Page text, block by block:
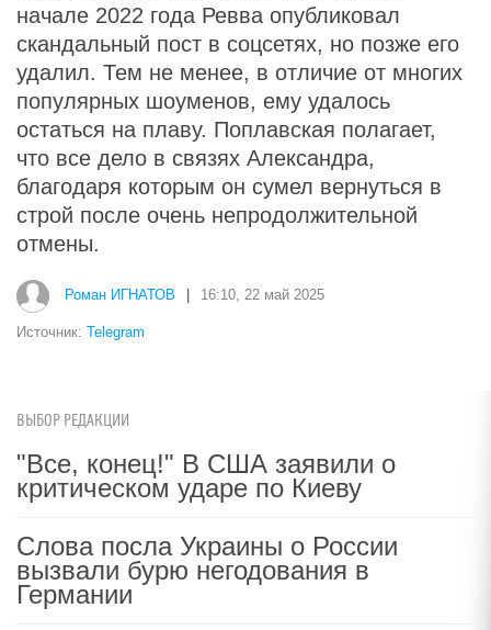
начале 2022 года Ревва опубликовал
скандальный пост в соцсетях, но позже его
удалил. Тем не менее, в отличие от многих
популярных шоуменов, ему удалось
остаться на плаву. Поплавская полагает,
что все дело в связях Александра,
благодаря которым он сумел вернуться в
строй после очень непродолжительной
отмены.
Роман ИГНАТОВ 16:10, 22 май 2025
Источник: Telegram
ВЫБОР РЕДАКЦИИ
"Все, конец!" В США заявили о
критическом ударе по Киеву
Слова посла Украины о России
вызвали бурю негодования в
Германии